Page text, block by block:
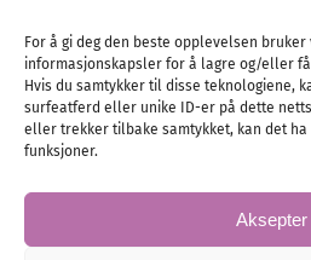
For å gi deg den beste opplevelsen
informasjonskapsler for å lagre og/eller
Hvis du samtykker til disse teknologiene,
surfeatferd eller unike ID-er på dette
eller trekker tilbake samtykket, kan det ha
funksjoner.
Aksepter